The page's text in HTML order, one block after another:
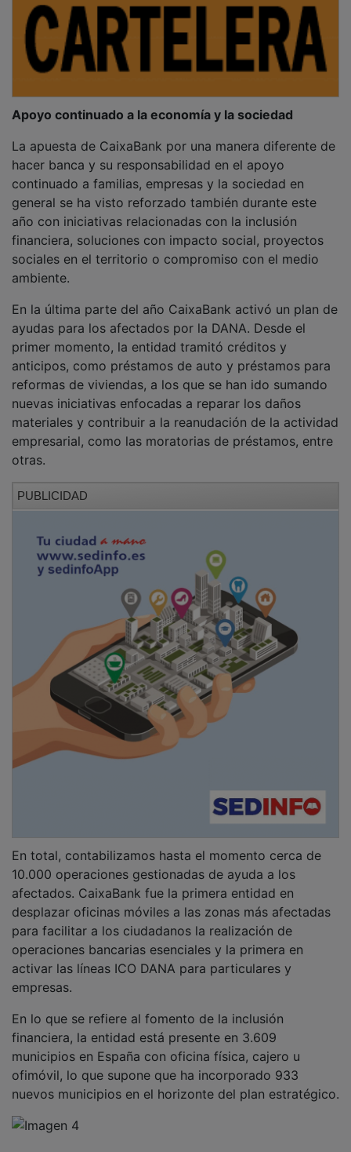
hacer banca y su responsabilidad en el apoyo
continuado a familias, empresas y la sociedad en
general se ha visto reforzado también durante este
año con iniciativas relacionadas con la inclusión
financiera, soluciones con impacto social, proyectos
sociales en el territorio o compromiso con el medio
ambiente.
ayudas para los afectados por la DANA. Desde el
primer momento, la entidad tramitó créditos y
anticipos, como préstamos de auto y préstamos para
reformas de viviendas, a los que se han ido sumando
nuevas iniciativas enfocadas a reparar los daños
materiales y contribuir a la reanudación de la actividad
empresarial, como las moratorias de préstamos, entre
otras.
10.000 operaciones gestionadas de ayuda a los
afectados. CaixaBank fue la primera entidad en
desplazar oficinas móviles a las zonas más afectadas
para facilitar a los ciudadanos la realización de
operaciones bancarias esenciales y la primera en
activar las líneas ICO DANA para particulares y
empresas.
financiera, la entidad está presente en 3.609
municipios en España con oficina física, cajero u
ofimóvil, lo que supone que ha incorporado 933
nuevos municipios en el horizonte del plan estratégico.